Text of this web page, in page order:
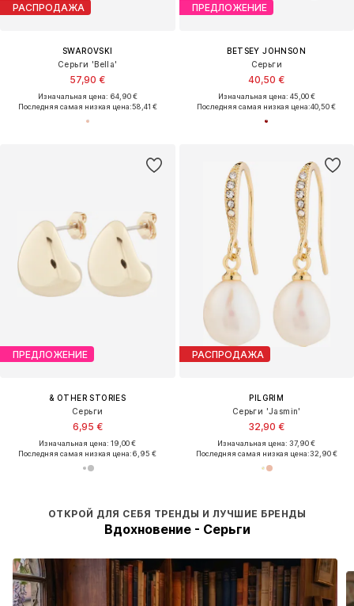
РАСПРОДАЖА
SWAROVSKI
Серьги 'Bella'
57,90 €
Изначальная цена: 64,90 €
Последняя самая низкая цена:58,41 €
ПРЕДЛОЖЕНИЕ
BETSEY JOHNSON
Серьги
40,50 €
Изначальная цена: 45,00 €
Последняя самая низкая цена:40,50 €
ПРЕДЛОЖЕНИЕ
& OTHER STORIES
Серьги
6,95 €
Изначальная цена: 19,00 €
Последняя самая низкая цена:6,95 €
РАСПРОДАЖА
PILGRIM
Серьги 'Jasmin'
32,90 €
Изначальная цена: 37,90 €
Последняя самая низкая цена:32,90 €
ОТКРОЙ ДЛЯ СЕБЯ ТРЕНДЫ И ЛУЧШИЕ БРЕНДЫ
Вдохновение - Серьги